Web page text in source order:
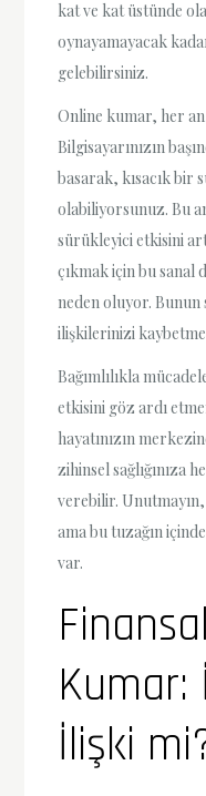
kat ve kat üstünde
oynayamayacak
gelebilirsiniz.
Online kumar, her
Bilgisayarınızın
basarak, kısacık bir
olabiliyorsunuz. Bu
sürükleyici etkisini
çıkmak için bu sanal
neden oluyor.
ilişkilerinizi
Bağımlılıkla
etkisini göz ardı
hayatınızın
zihinsel sağlığınıza
verebilir.
ama bu tuzağın
var.
Kumar:
İlişki